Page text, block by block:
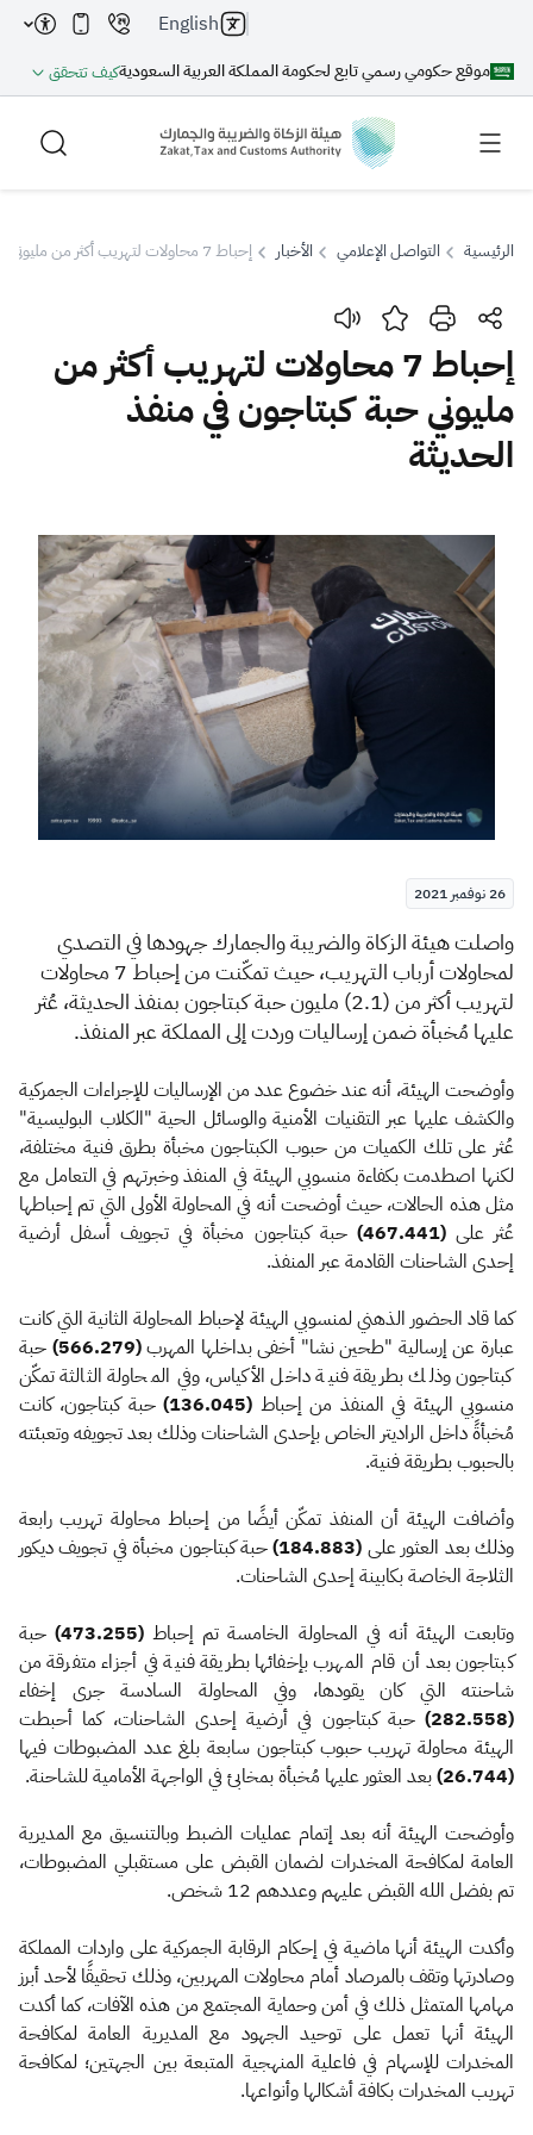
موقع حكومي رسمي تابع لحكومة المملكة العربية السعوديةكيف تتحقق
English
بحث
بحث بحث AI
اقتراحات
الزكاة الجمارك
ضريبة القيمة المضافة
الإقرار الضريبي
التصرفات العقارية
الرئيسية التواصل الإعلامي الأخبار إحباط 7 محاولات لتهريب أكثر من مليوني حبة كبتاجون في منفذ الحديثة
إحباط 7 محاولات لتهريب أكثر من
مليوني حبة كبتاجون في منفذ
الحديثة
26 نوفمبر 2021
​واصلت هيئة الزكاة والضريبة والجمارك جهودها في التصدي
لمحاولات أرباب التهريب، حيث تمكّنت من إحباط 7 محاولات
لتهريب أكثر من (2.1) مليون حبة كبتاجون بمنفذ الحديثة، عُثر
عليها مُخبأة ضمن إرساليات وردت إلى المملكة عبر المنفذ.
وأوضحت الهيئة، أنه عند خضوع عدد من الإرساليات للإجراءات الجمركية
والكشف عليها عبر التقنيات الأمنية والوسائل الحية "الكلاب البوليسية"
عُثر على تلك الكميات من حبوب الكبتاجون مخبأة بطرق فنية مختلفة،
لكنها اصطدمت بكفاءة منسوبي الهيئة في المنفذ وخبرتهم في التعامل مع
مثل هذه الحالات، حيث أوضحت أنه في المحاولة الأولى التي تم إحباطها
عُثر على(467.441)
حبة كبتاجون مخبأة في تجويف أسفل أرضية
إحدى الشاحنات القادمة عبر المنفذ.
كما قاد الحضور الذهني لمنسوبي الهيئة لإحباط المحاولة الثانية التي كانت
عبارة عن إرسالية "طحين نشا" أخفى بداخلها المهرب(566.279)
حبة
كبتاجون وذلك بطريقة فنية داخل الأكياس، وفي المحاولة الثالثة تمكّن
منسوبي الهيئة في المنفذ من إحباط (136.045)
حبة كبتاجون، كانت
مُخبأةً داخل الراديتر الخاص بإحدى الشاحنات وذلك بعد تجويفه وتعبئته
بالحبوب بطريقة فنية.
وأضافت الهيئة أن المنفذ تمكّن أيضًا من إحباط محاولة تهريب رابعة
وذلك بعد العثور على (184.883)
حبة كبتاجون مخبأة في تجويف ديكور
الثلاجة الخاصة بكابينة إحدى الشاحنات.
وتابعت الهيئة أنه في المحاولة الخامسة تم إحباط (473.255)
حبة
كبتاجون بعد أن قام المهرب بإخفائها بطريقة فنية في أجزاء متفرقة من
شاحنته التي كان يقودها، وفي المحاولة السادسة جرى إخفاء
(282.558)
حبة كبتاجون في أرضية إحدى الشاحنات، كما أحبطت
الهيئة محاولة تهريب حبوب كبتاجون سابعة بلغ عدد المضبوطات فيها
(26.744)
بعد العثور عليها مُخبأة بمخابئ في الواجهة الأمامية للشاحنة.
وأوضحت الهيئة أنه بعد إتمام عمليات الضبط وبالتنسيق مع المديرية
العامة لمكافحة المخدرات لضمان القبض على مستقبلي المضبوطات،
تم بفضل الله القبض عليهم وعددهم 12 شخص.
وأكدت الهيئة أنها ماضية في إحكام الرقابة الجمركية على واردات المملكة
وصادرتها وتقف بالمرصاد أمام محاولات المهربين، وذلك تحقيقًا لأحد أبرز
مهامها المتمثل ذلك في أمن وحماية المجتمع من هذه الآفات، كما أكدت
الهيئة أنها تعمل على توحيد الجهود مع المديرية العامة لمكافحة
المخدرات للإسهام في فاعلية المنهجية المتبعة بين الجهتين؛ لمكافحة
تهريب المخدرات بكافة أشكالها وأنواعها.